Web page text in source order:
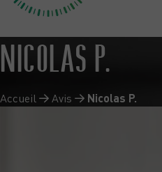
NICOLAS P.
Accueil Avis Nicolas P.